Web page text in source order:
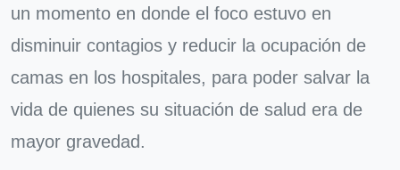
un momento en donde el foco estuvo en
disminuir contagios y reducir la ocupación de
camas en los hospitales, para poder salvar la
vida de quienes su situación de salud era de
mayor gravedad.